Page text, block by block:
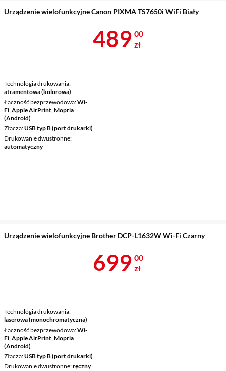
Urządzenie wielofunkcyjne Canon PIXMA TS7650i WiFi Biały
Technologia drukowania
atramentowa (kolorowa)
Łączność bezprzewodowa Wi-
Fi, Apple AirPrint, Mopria
(Android)
Złącza USB typ B (port drukarki)
Drukowanie dwustronne
automatyczny
Cena 489 zł
489 00
zł
Urządzenie wielofunkcyjne Brother DCP-L1632W Wi-Fi Czarny
Technologia drukowania
laserowa (monochromatyczna)
Łączność bezprzewodowa Wi-
Fi, Apple AirPrint, Mopria
(Android)
Złącza USB typ B (port drukarki)
Drukowanie dwustronne ręczny
Cena 699 zł
699 00
zł